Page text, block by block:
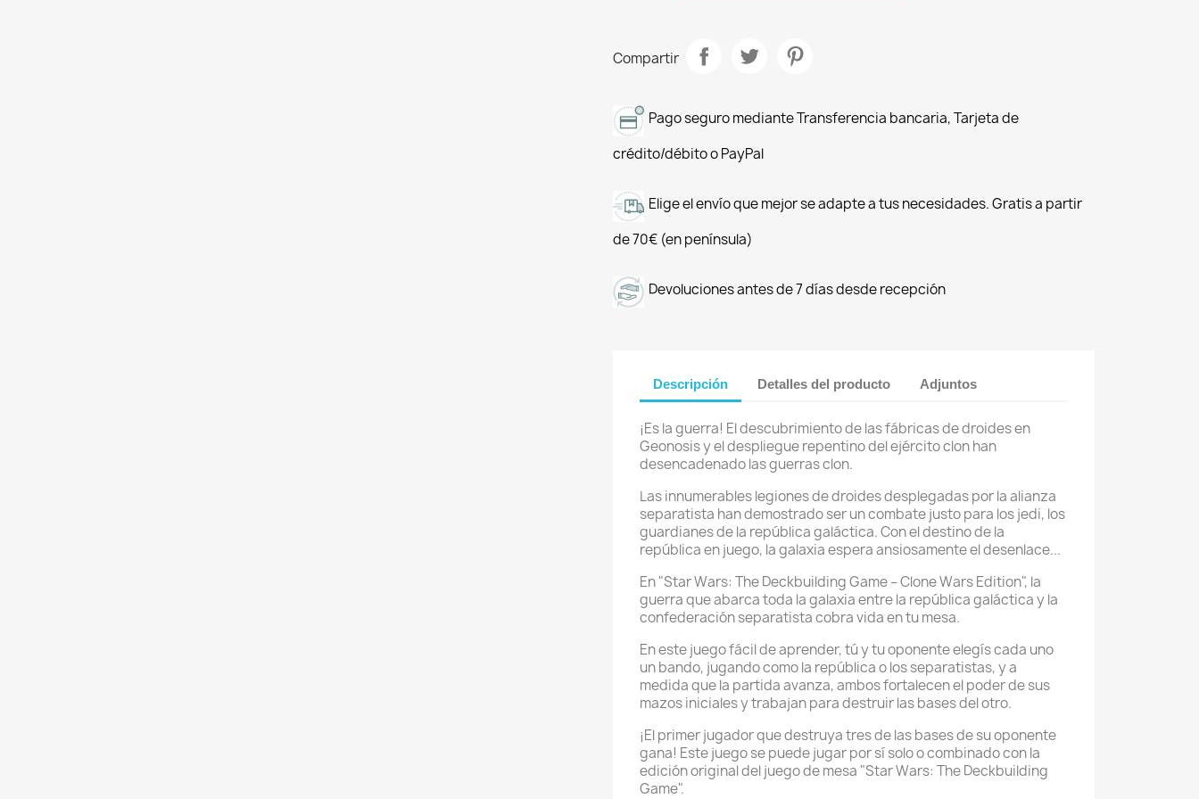
Compartir
Pago seguro mediante Transferencia bancaria, Tarjeta de
crédito/débito o PayPal
Elige el envío que mejor se adapte a tus necesidades. Gratis a partir
de 70€ (en península)
Devoluciones antes de 7 días desde recepción
Descripción Detalles del producto Adjuntos
¡Es la guerra! El descubrimiento de las fábricas de droides en
Geonosis y el despliegue repentino del ejército clon han
desencadenado las guerras clon.
Las innumerables legiones de droides desplegadas por la alianza
separatista han demostrado ser un combate justo para los jedi, los
guardianes de la república galáctica. Con el destino de la
república en juego, la galaxia espera ansiosamente el desenlace...
En "Star Wars: The Deckbuilding Game – Clone Wars Edition", la
guerra que abarca toda la galaxia entre la república galáctica y la
confederación separatista cobra vida en tu mesa.
En este juego fácil de aprender, tú y tu oponente elegís cada uno
un bando, jugando como la república o los separatistas, y a
medida que la partida avanza, ambos fortalecen el poder de sus
mazos iniciales y trabajan para destruir las bases del otro.
¡El primer jugador que destruya tres de las bases de su oponente
gana! Este juego se puede jugar por sí solo o combinado con la
edición original del juego de mesa "Star Wars: The Deckbuilding
Game".